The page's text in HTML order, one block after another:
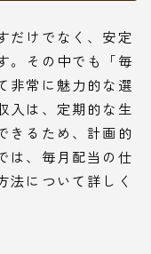
だけでなく、安定
。その中でも「毎
非常に魅力的な選
入は、定期的な生
きるため、計画的
は、毎月配当の仕
法について詳しく